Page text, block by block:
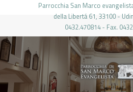
Parrocchia San Marco
della Libertá 61, 33100 -
0432.470814 - Fax.
PARROCCHIA DI SAN
HOME
LA PARROCCHIA
IL PARROCO